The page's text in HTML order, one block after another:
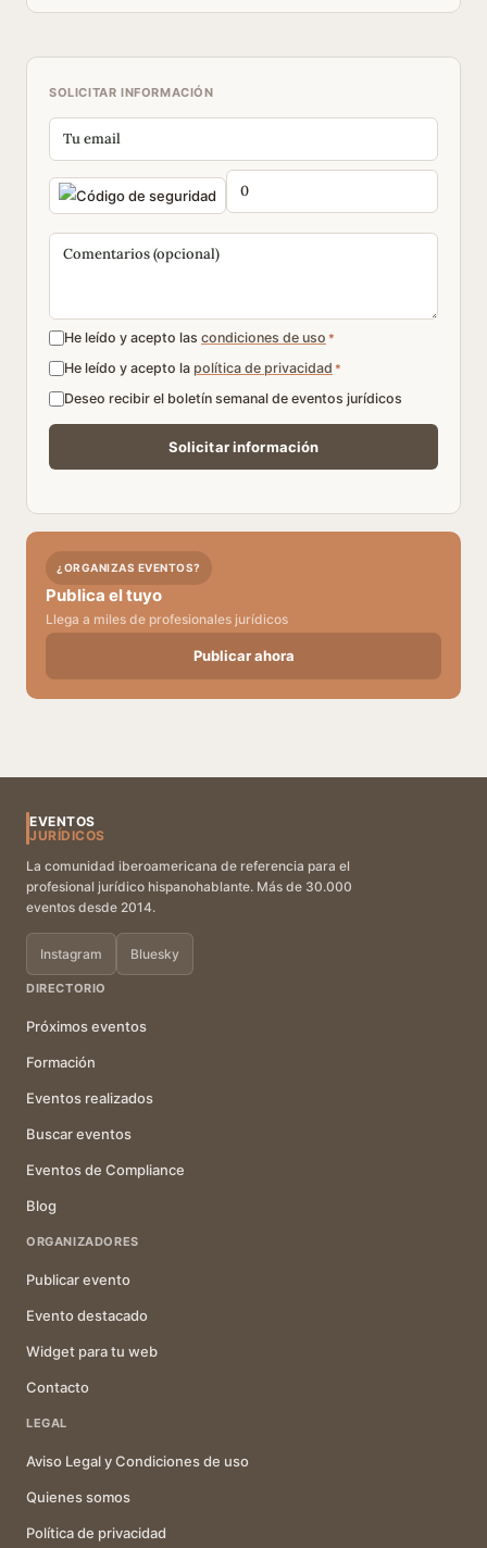
SOLICITAR INFORMACIÓN
He leído y acepto las condiciones de uso *
He leído y acepto la política de privacidad *
Deseo recibir el boletín semanal de eventos jurídicos
¿ORGANIZAS EVENTOS?
Publica el tuyo
Llega a miles de profesionales jurídicos
Publicar ahora
EVENTOS
JURÍDICOS
La comunidad iberoamericana de referencia para el
profesional jurídico hispanohablante. Más de 30.000
eventos desde 2014.
Instagram Bluesky
DIRECTORIO
Próximos eventos
Formación
Eventos realizados
Buscar eventos
Eventos de Compliance
Blog
ORGANIZADORES
Publicar evento
Evento destacado
Widget para tu web
Contacto
LEGAL
Aviso Legal y Condiciones de uso
Quienes somos
Política de privacidad